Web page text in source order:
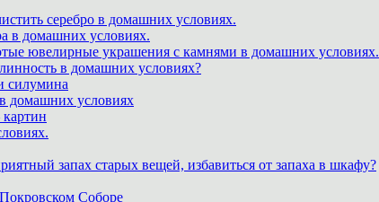
серебро в домашних условиях.
в домашних условиях.
ювелирные украшения с камнями в домашних условиях.
в домашних условиях?
силумина
домашних условиях
запах старых вещей, избавиться от запаха в шкафу?
Соборе